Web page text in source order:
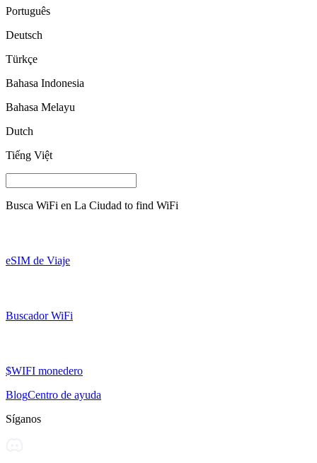
Português
Deutsch
Türkçe
Bahasa Indonesia
Bahasa Melayu
Dutch
Tiếng Việt
Busca WiFi en La Ciudad to find WiFi
eSIM de Viaje
Buscador WiFi
$WIFI monedero
BlogCentro de ayuda
Síganos